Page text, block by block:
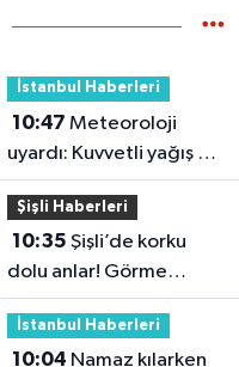
İstanbul Haberleri
10:47
uyardı: Kuvvetli yağış ve
fırtına geliyor
Şişli Haberleri
10:35
dolu anlar! Görme
engelli genç metro
raylarına düştü
İstanbul Haberleri
10:04